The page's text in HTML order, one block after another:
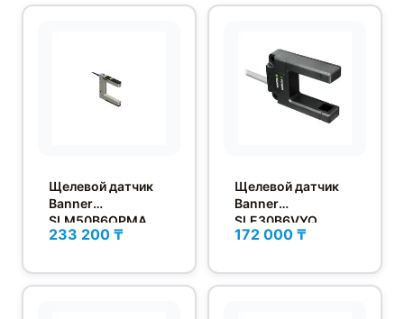
Щелевой датчик
Banner
SLM50B6QPMA
233 200 ₸
Щелевой датчик
Banner
SLE30B6VYQ
172 000 ₸